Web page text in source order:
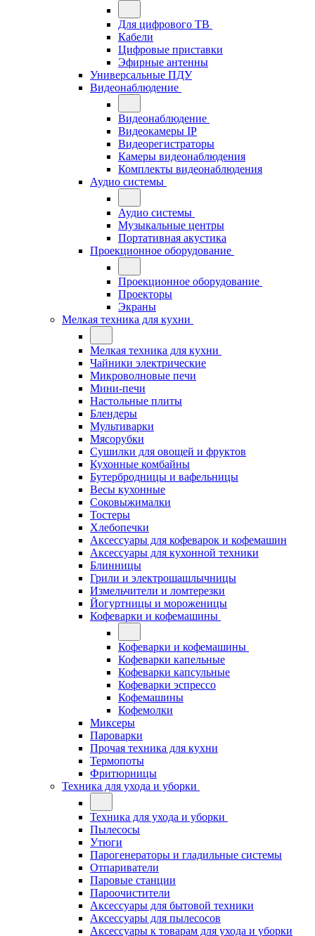
Для цифрового ТВ
Кабели
Цифровые приставки
Эфирные антенны
Универсальные ПДУ
Видеонаблюдение
Видеонаблюдение
Видеокамеры IP
Видеорегистраторы
Камеры видеонаблюдения
Комплекты видеонаблюдения
Аудио системы
Аудио системы
Музыкальные центры
Портативная акустика
Проекционное оборудование
Проекционное оборудование
Проекторы
Экраны
Мелкая техника для кухни
Мелкая техника для кухни
Чайники электрические
Микроволновые печи
Мини-печи
Настольные плиты
Блендеры
Мультиварки
Мясорубки
Сушилки для овощей и фруктов
Кухонные комбайны
Бутербродницы и вафельницы
Весы кухонные
Соковыжималки
Тостеры
Хлебопечки
Аксессуары для кофеварок и кофемашин
Аксессуары для кухонной техники
Блинницы
Грили и электрошашлычницы
Измельчители и ломтерезки
Йогуртницы и мороженицы
Кофеварки и кофемашины
Кофеварки и кофемашины
Кофеварки капельные
Кофеварки капсульные
Кофеварки эспрессо
Кофемашины
Кофемолки
Миксеры
Пароварки
Прочая техника для кухни
Термопоты
Фритюрницы
Техника для ухода и уборки
Техника для ухода и уборки
Пылесосы
Утюги
Парогенераторы и гладильные системы
Отпариватели
Паровые станции
Пароочистители
Аксессуары для бытовой техники
Аксессуары для пылесосов
Аксессуары к товарам для ухода и уборки